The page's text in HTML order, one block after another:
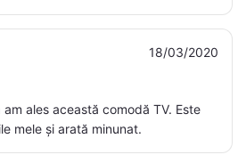
18/03/2020
ales această comodă TV. Este
mele și arată minunat.